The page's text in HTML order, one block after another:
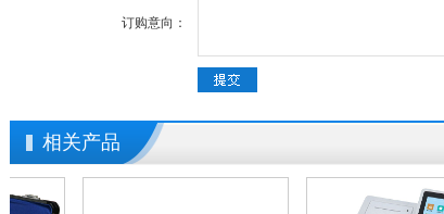
订购意向：
相关产品